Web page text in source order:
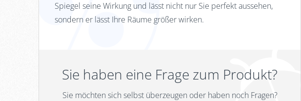
Spiegel seine Wirkung und lässt nicht nur Sie perfekt aussehen,
sondern er lässt Ihre Räume größer wirken.
Sie haben eine Frage zum Produkt?
Sie möchten sich selbst überzeugen oder haben noch Fragen?